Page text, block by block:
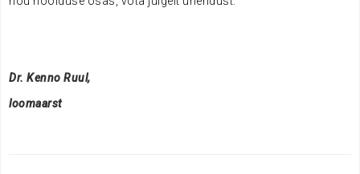
Dr. Kenno Ruul,
loomaarst